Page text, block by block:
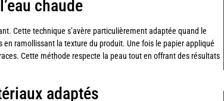
chaude
Cette technique s’avère particulièrement adaptée quand le
en ramollissant la texture du produit. Une fois le papier appliqué
Cette méthode respecte la peau tout en offrant des résultats
adaptés